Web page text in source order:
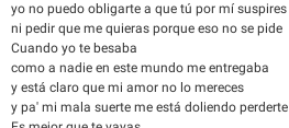
yo no puedo obligarte a que tú por mí suspires
ni pedir que me quieras porque eso no se pide
Cuando yo te besaba
como a nadie en este mundo me entregaba
y está claro que mi amor no lo mereces
y pa' mi mala suerte me está doliendo perderte